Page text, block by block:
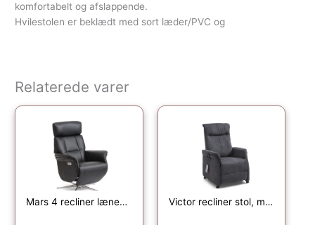
komfortabelt og afslappende.
Hvilestolen er beklædt med sort læder/PVC og
Relaterede varer
Mars 4 recliner lænestol, 2 motors – sort kunstlæder og børstet aluminium Victor recliner stol, m. 1 motor, sædeløft, vippefunktion, skammel, armlæn, hjul – antracitgrå stof